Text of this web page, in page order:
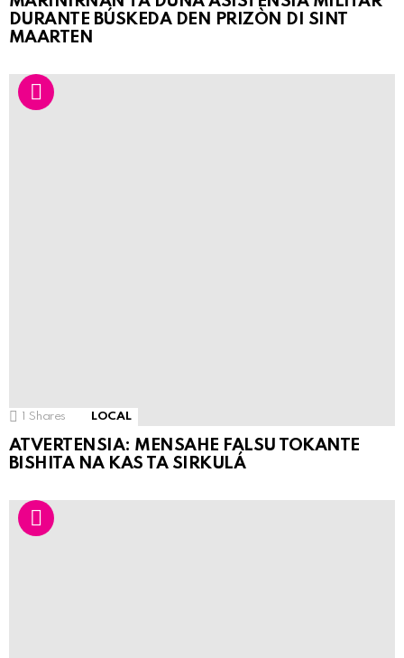
DURANTE BÚSKEDA DEN PRIZÒN DI SINT
MAARTEN
1 Shares LOCAL
ATVERTENSIA: MENSAHE FALSU TOKANTE
BISHITA NA KAS TA SIRKULÁ